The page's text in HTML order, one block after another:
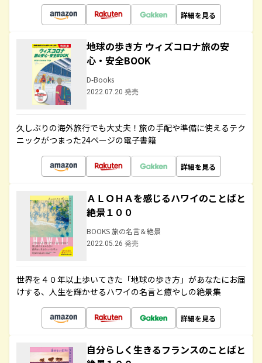
詳細を見る
地球の歩き方 ウィズコロナ旅の安
心・安全BOOK
D-Books
2022.07.20 発売
久しぶりの海外旅行でも大丈夫！旅の手配や準備に使えるテク
ニックがつまった24ページの電子書籍
詳細を見る
ＡＬＯＨＡを感じるハワイのことばと
絶景１００
BOOKS 旅の名言＆絶景
2022.05.26 発売
世界を４０年以上歩いてきた「地球の歩き方」があなたにお届
けする、人生を輝かせるハワイの名言と癒やしの絶景集
詳細を見る
自分らしく生きるフランスのことばと